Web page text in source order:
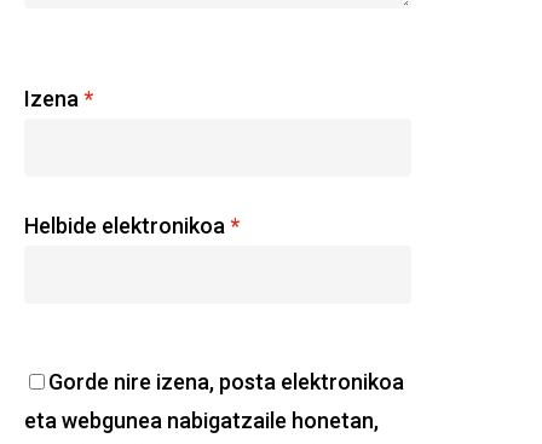
Izena *
Helbide elektronikoa *
Gorde nire izena, posta elektronikoa
eta webgunea nabigatzaile honetan,